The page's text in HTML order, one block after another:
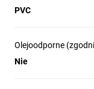
PVC
Olejoodporne
Nie